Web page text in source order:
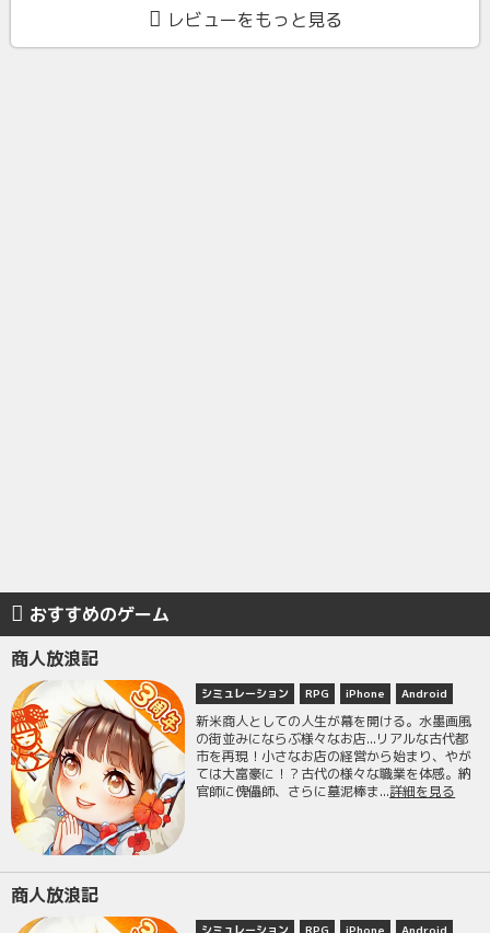
レビューをもっと見る
おすすめのゲーム
商人放浪記
シミュレーション RPG iPhone Android
新米商人としての人生が幕を開ける。水墨画風
の街並みにならぶ様々なお店...リアルな古代都
市を再現！小さなお店の経営から始まり、やが
ては大富豪に！？古代の様々な職業を体感。納
官師に傀儡師、さらに墓泥棒ま...詳細を見る
商人放浪記
シミュレーション RPG iPhone Android